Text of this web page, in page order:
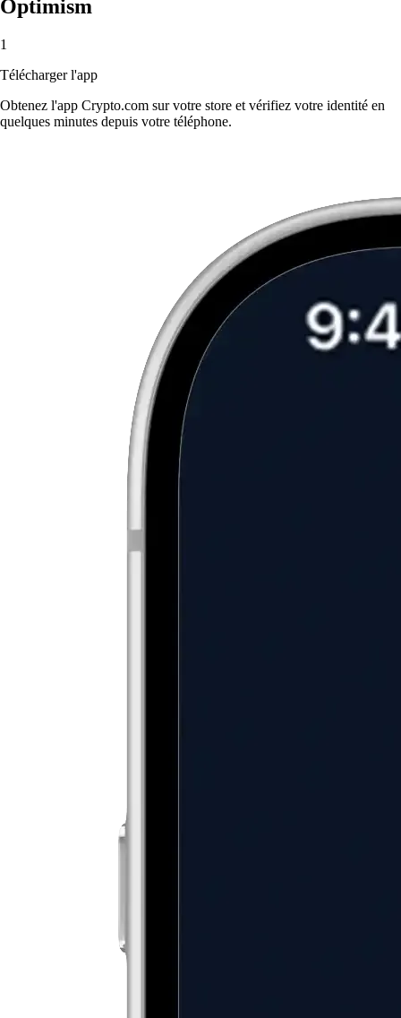
Optimism
1
Télécharger l'app
Obtenez l'app Crypto.com sur votre store et vérifiez votre identité en
quelques minutes depuis votre téléphone.